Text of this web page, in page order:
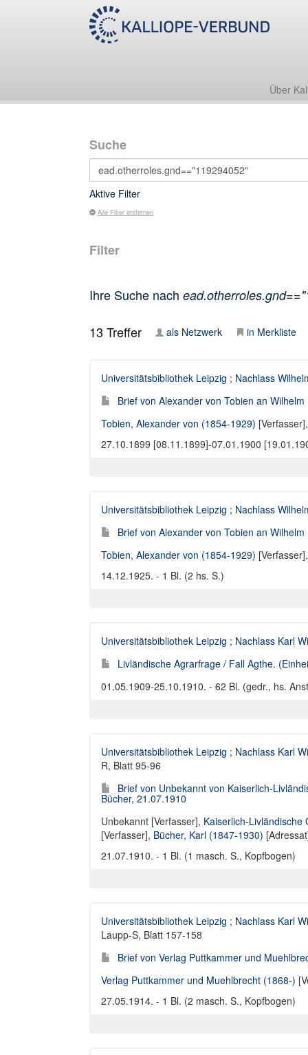
Über
Suche
Aktive Filter
Alle Filter entfernen
Filter
Ihre Suche nach
13 Treffer als Netzwerk in Merkliste
Universitätsbibliothek Leipzig ; Nachlass
Brief von Alexander von Tobien an
Tobien, Alexander von (1854-1929)
27.10.1899 [08.11.1899]-07.01.1900
Universitätsbibliothek Leipzig ; Nachlass
Brief von Alexander von Tobien an
Tobien, Alexander von (1854-1929)
14.12.1925. - 1 Bl. (2 hs. S.)
Universitätsbibliothek Leipzig ; Nachlass Karl
Livländische Agrarfrage / Fall Agthe.
01.05.1909-25.10.1910. - 62 Bl. (gedr., hs.
Universitätsbibliothek Leipzig ; Nachlass Karl
R, Blatt 95-96
Brief von Unbekannt von Kaiserlich-
Bücher, 21.07.1910
Unbekannt [Verfasser], Kaiserlich-
[Verfasser], Bücher, Karl (1847-1930)
21.07.1910. - 1 Bl. (1 masch. S., Kopfbogen)
Universitätsbibliothek Leipzig ; Nachlass Karl
Laupp-S, Blatt 157-158
Brief von Verlag Puttkammer und
Verlag Puttkammer und Muehlbrecht (1868-)
27.05.1914. - 1 Bl. (2 masch. S., Kopfbogen)